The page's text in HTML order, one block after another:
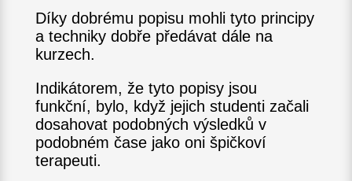
Díky dobrému popisu mohli tyto principy
a techniky dobře předávat dále na
kurzech.
Indikátorem, že tyto popisy jsou
funkční, bylo, když jejich studenti začali
dosahovat podobných výsledků v
podobném čase jako oni špičkoví
terapeuti.